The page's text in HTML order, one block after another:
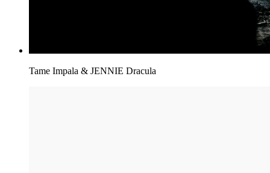
Tame Impala & JENNIE Dracula